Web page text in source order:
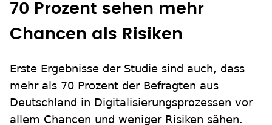
70 Prozent sehen mehr
Chancen als Risiken
Erste Ergebnisse der Studie sind auch, dass
mehr als 70 Prozent der Befragten aus
Deutschland in Digitalisierungsprozessen vor
allem Chancen und weniger Risiken sähen.